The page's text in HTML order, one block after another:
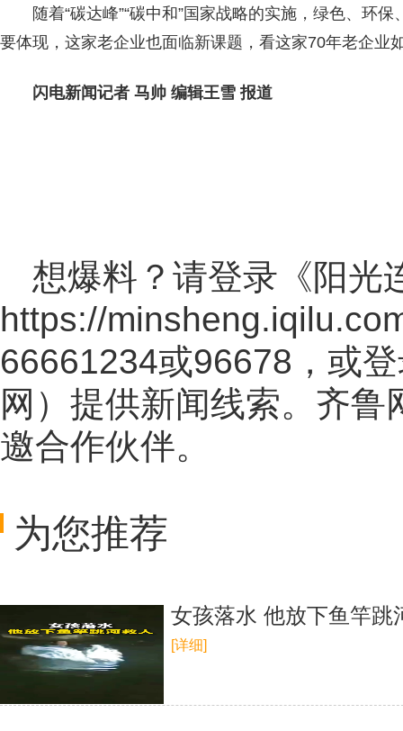
随着“碳达峰”“碳中和”国家战略的实施，绿色、环
要体现，这家老企业也面临新课题，看这家70年老企业
闪电新闻记者 马帅 编辑王雪 报道
想爆料？请登录《阳光
https://
66661234或96678，或
网 ）提供新闻线索。齐鲁
邀合作伙伴。
为您推荐
女孩落水 他放下鱼竿跳
[详细]